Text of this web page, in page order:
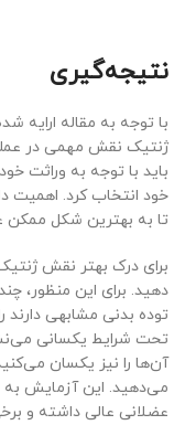
نتیجه‌گیری
با توجه به مقاله ارایه
ژنتیک نقش مهمی در
باید با توجه به وراثت
خود انتخاب کرد. اهمیت
تا به بهترین شکل ممکن
برای درک بهتر نقش
دهید. برای این منظور،
توده بدنی مشابهی دارند
تحت شرایط یکسانی
می‌دهید. این آزمایش به
عضلانی عالی داشته و